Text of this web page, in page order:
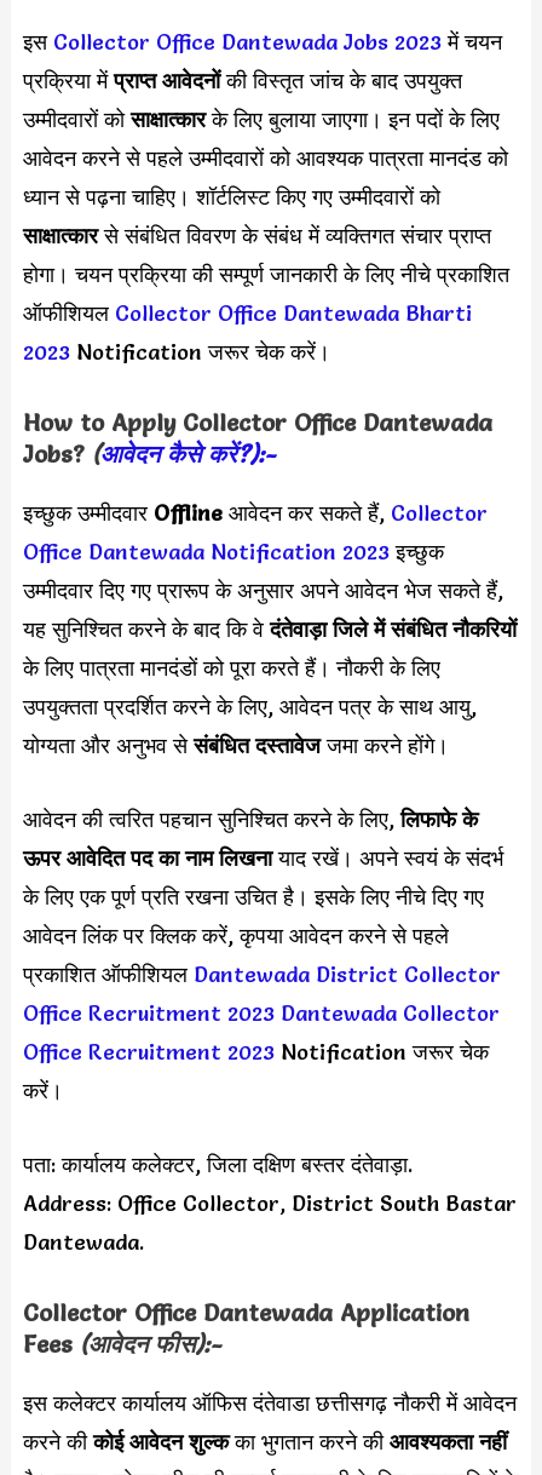
इस Collector Office Dantewada Jobs 2023में चयन
प्रक्रिया मेंप्राप्त आवेदनोंकी विस्तृत जांच के बाद उपयुक्त
उम्मीदवारों कोसाक्षात्कारके लिए बुलाया जाएगा। इन पदों के लिए
आवेदन करने से पहले उम्मीदवारों को आवश्यक पात्रता मानदंड को
ध्यान से पढ़ना चाहिए। शॉर्टलिस्ट किए गए उम्मीदवारों को
साक्षात्कारसे संबंधित विवरण के संबंध में व्यक्तिगत संचार प्राप्त
होगा। चयन प्रक्रिया की सम्पूर्ण जानकारी के लिए नीचे प्रकाशित
ऑफीशियल Collector Office Dantewada Bharti
2023Notification जरूर चेक करें।
How to Apply Collector Office Dantewada
Jobs?(आवेदन कैसे करें?):-
इच्छुक उम्मीदवार Offline आवेदन कर सकते हैं, Collector
Office Dantewada Notification 2023इच्छुक
उम्मीदवार दिए गए प्रारूप के अनुसार अपने आवेदन भेज सकते हैं,
यह सुनिश्चित करने के बाद कि वेदंतेवाड़ा जिले में संबंधित नौकरियों
के लिए पात्रता मानदंडों को पूरा करते हैं। नौकरी के लिए
उपयुक्तता प्रदर्शित करने के लिए, आवेदन पत्र के साथ आयु,
योग्यता और अनुभव सेसंबंधित दस्तावेजजमा करने होंगे।
आवेदन की त्वरित पहचान सुनिश्चित करने के लिए,लिफाफे के
ऊपर आवेदित पद का नाम लिखनायाद रखें। अपने स्वयं के संदर्भ
के लिए एक पूर्ण प्रति रखना उचित है। इसके लिए नीचे दिए गए
आवेदन लिंक पर क्लिक करें, कृपया आवेदन करने से पहले
प्रकाशित ऑफीशियल Dantewada District Collector
Office Recruitment 2023 Dantewada Collector
Office Recruitment 2023Notification जरूर चेक
करें।
पता: कार्यालय कलेक्टर, जिला दक्षिण बस्तर दंतेवाड़ा.
Address: Office Collector, District South Bastar
Dantewada.
Collector Office Dantewada Application
Fees (आवेदन फीस):-
इस कलेक्टर कार्यालय ऑफिस दंतेवाडा छत्तीसगढ़ नौकरी में आवेदन
करने कीकोई आवेदन शुल्कका भुगतान करने कीआवश्यकता नहीं